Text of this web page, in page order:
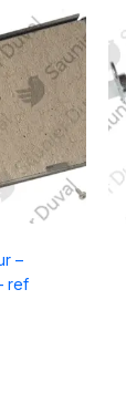
–
ref